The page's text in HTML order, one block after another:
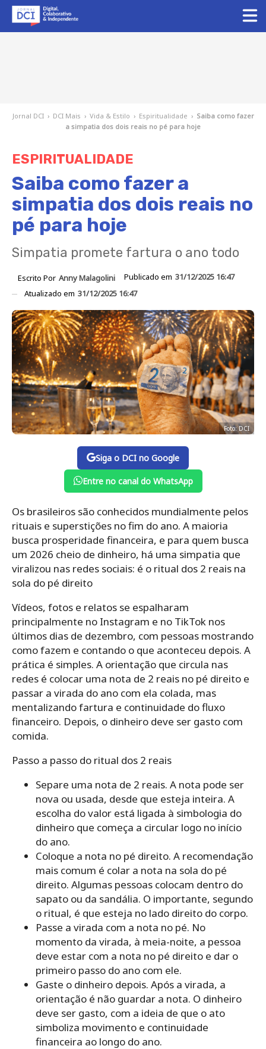
Jornal DCI › DCI Mais › Vida & Estilo › Espiritualidade › Saiba como fazer
a simpatia dos dois reais no pé para hoje
ESPIRITUALIDADE
Saiba como fazer a
simpatia dos dois reais no
pé para hoje
Simpatia promete fartura o ano todo
Escrito Por Anny Malagolini Publicado em 31/12/2025 16:47
Atualizado em 31/12/2025 16:47
Foto: DCI
Siga o DCI no Google
Entre no canal do WhatsApp
Os brasileiros são conhecidos mundialmente pelos
rituais e superstições no fim do ano. A maioria
busca prosperidade financeira, e para quem busca
um 2026 cheio de dinheiro, há uma simpatia que
viralizou nas redes sociais: é o ritual dos 2 reais na
sola do pé direito
Vídeos, fotos e relatos se espalharam
principalmente no Instagram e no TikTok nos
últimos dias de dezembro, com pessoas mostrando
como fazem e contando o que aconteceu depois. A
prática é simples. A orientação que circula nas
redes é colocar uma nota de 2 reais no pé direito e
passar a virada do ano com ela colada, mas
mentalizando fartura e continuidade do fluxo
financeiro. Depois, o dinheiro deve ser gasto com
comida.
Passo a passo do ritual dos 2 reais
Separe uma nota de 2 reais. A nota pode ser
nova ou usada, desde que esteja inteira. A
escolha do valor está ligada à simbologia do
dinheiro que começa a circular logo no início
do ano.
Coloque a nota no pé direito. A recomendação
mais comum é colar a nota na sola do pé
direito. Algumas pessoas colocam dentro do
sapato ou da sandália. O importante, segundo
o ritual, é que esteja no lado direito do corpo.
Passe a virada com a nota no pé. No
momento da virada, à meia-noite, a pessoa
deve estar com a nota no pé direito e dar o
primeiro passo do ano com ele.
Gaste o dinheiro depois. Após a virada, a
orientação é não guardar a nota. O dinheiro
deve ser gasto, com a ideia de que o ato
simboliza movimento e continuidade
financeira ao longo do ano.